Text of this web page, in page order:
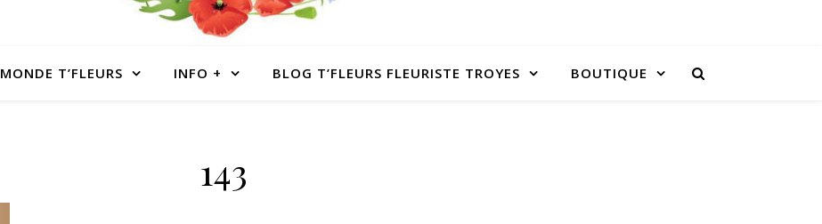
MONDE T’FLEURS INFO + BLOG T’FLEURS FLEURISTE TROYES BOUTIQUE
143